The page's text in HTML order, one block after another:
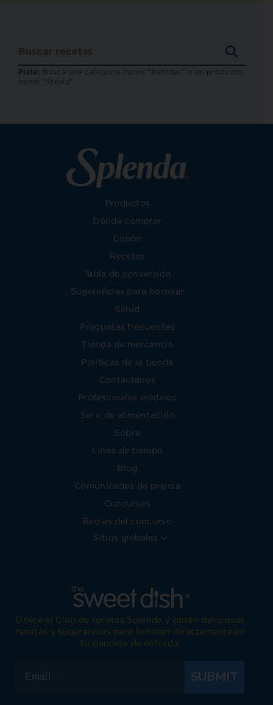
Pista: Busca una categoría como "Bebidas" o un producto,
como "Stevia"
Productos
Dónde comprar
Cupón
Recetas
Tabla de conversión
Sugerencias para hornear
Salud
Preguntas frecuentes
Tienda de mercancía
Políticas de la tienda
Contáctanos
Profesionales médicos
Serv. de alimentación
Sobre
Línea de tiempo
Blog
Comunicados de prensa
Concursos
Reglas del concurso
Sitios globales
Únete al Club de recetas Splenda y obtén deliciosas
recetas y sugerencias para hornear directamente en
tu bandeja de entrada.
SUBMIT